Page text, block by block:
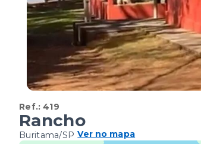
Ref.:419
Rancho
Buritama/SP Ver no mapa